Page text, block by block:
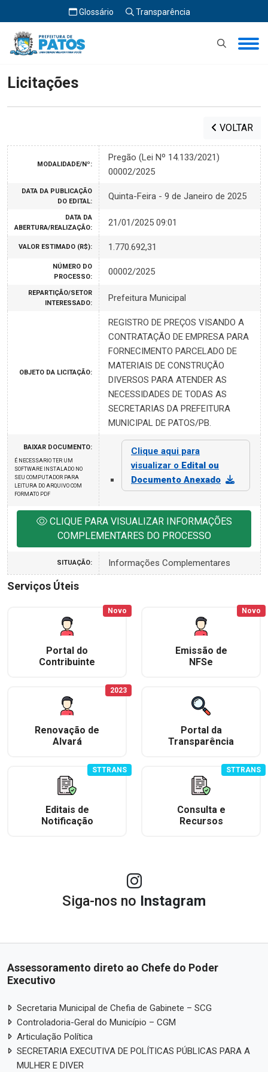
Glossário Transparência
Início Licitações
Licitações
VOLTAR
MODALIDADE/Nº:
Pregão (Lei Nº 14.133/2021)
00002/2025
DATA DA PUBLICAÇÃO
DO EDITAL:
Quinta-Feira - 9 de Janeiro de 2025
DATA DA
ABERTURA/REALIZAÇÃO:
21/01/2025 09:01
VALOR ESTIMADO (R$): 1.770.692,31
NÚMERO DO
PROCESSO:
00002/2025
REPARTIÇÃO/SETOR
INTERESSADO:
Prefeitura Municipal
OBJETO DA LICITAÇÃO:
REGISTRO DE PREÇOS VISANDO A
CONTRATAÇÃO DE EMPRESA PARA
FORNECIMENTO PARCELADO DE
MATERIAIS DE CONSTRUÇÃO
DIVERSOS PARA ATENDER AS
NECESSIDADES DE TODAS AS
SECRETARIAS DA PREFEITURA
MUNICIPAL DE PATOS/PB.
BAIXAR DOCUMENTO:
É NECESSARIO TER UM
SOFTWARE INSTALADO NO
SEU COMPUTADOR PARA
LEITURA DO ARQUIVO COM
FORMATO PDF
Clique aqui para
visualizar o Edital ou
Documento Anexado
CLIQUE PARA VISUALIZAR INFORMAÇÕES
COMPLEMENTARES DO PROCESSO
SITUAÇÃO: Informações Complementares
Serviços Úteis
Portal do
Contribuinte
Novo
Emissão de
NFSe
Novo
Renovação de
Alvará
2023
Portal da
Transparência
Editais de
Notificação
STTRANS
Consulta e
Recursos
STTRANS
Siga-nos no Instagram
Assessoramento direto ao Chefe do Poder
Executivo
Secretaria Municipal de Chefia de Gabinete – SCG
Controladoria-Geral do Município – CGM
Articulação Política
SECRETARIA EXECUTIVA DE POLÍTICAS PÚBLICAS PARA A
MULHER E DIVER